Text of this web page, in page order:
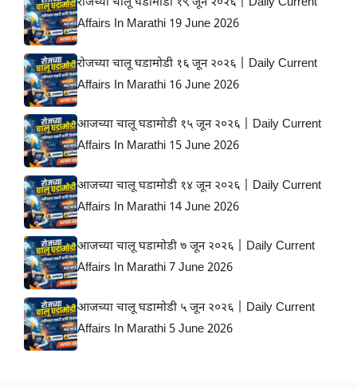
Affairs In Marathi 19 June 2026
रोजच्या चालू घडामोडी १६ जून २०२६ | Daily Current
Affairs In Marathi 16 June 2026
आजच्या चालू घडामोडी १५ जून २०२६ | Daily Current
Affairs In Marathi 15 June 2026
आजच्या चालू घडामोडी १४ जून २०२६ | Daily Current
Affairs In Marathi 14 June 2026
आजच्या चालू घडामोडी ७ जून २०२६ | Daily Current
Affairs In Marathi 7 June 2026
आजच्या चालू घडामोडी ५ जून २०२६ | Daily Current
Affairs In Marathi 5 June 2026